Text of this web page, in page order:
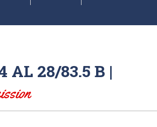
AL 28/83.5 B |